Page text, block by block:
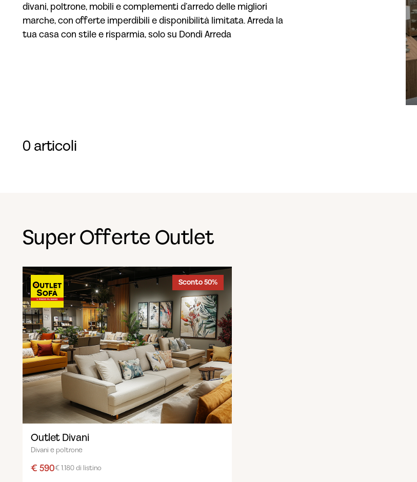
divani, poltrone, mobili e complementi d’arredo delle migliori
marche, con offerte imperdibili e disponibilità limitata. Arreda la
tua casa con stile e risparmia, solo su Dondi Arreda
0 articoli
Super Offerte Outlet
Sconto 50%
Outlet Divani
Divani e poltrone
€ 590€ 1.180 di listino